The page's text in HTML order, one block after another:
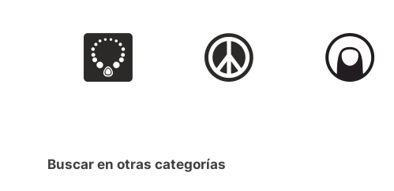
Buscar en otras categorías